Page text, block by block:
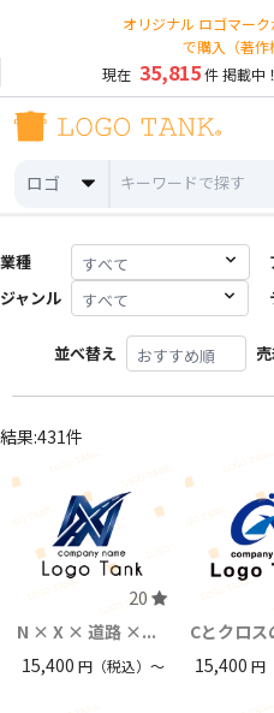
オリジナル ロゴマーク
で購入（著作
現在 35,815件 掲載中！
ロゴ
業種
ジャンル
並べ替え
結果:431件
20
N × X × 道路 ×...
15,400 円（税込）〜
Cとクロス
15,400円